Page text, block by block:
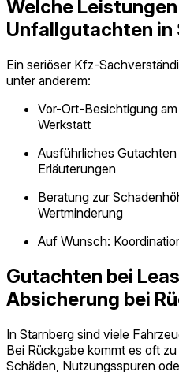
Welche
Unfallgutachten in
Ein seriöser
unter anderem:
Vor-Ort-Besichtigung
Werkstatt
Ausführliches Gutachten
Erläuterungen
Beratung zur
Wertminderung
Auf Wunsch:
Gutachten bei
Absicherung bei
In Starnberg sind viele
Bei Rückgabe kommt es oft
Schäden, Nutzungsspuren